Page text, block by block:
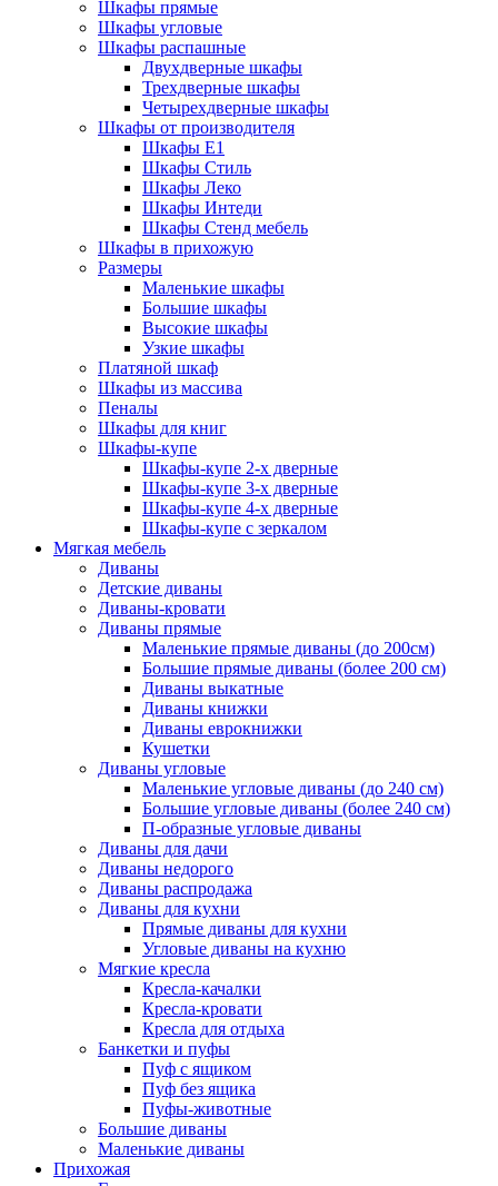
Шкафы прямые
Шкафы угловые
Шкафы распашные
Двухдверные шкафы
Трехдверные шкафы
Четырехдверные шкафы
Шкафы от производителя
Шкафы E1
Шкафы Стиль
Шкафы Леко
Шкафы Интеди
Шкафы Стенд мебель
Шкафы в прихожую
Размеры
Маленькие шкафы
Большие шкафы
Высокие шкафы
Узкие шкафы
Платяной шкаф
Шкафы из массива
Пеналы
Шкафы для книг
Шкафы-купе
Шкафы-купе 2-х дверные
Шкафы-купе 3-х дверные
Шкафы-купе 4-х дверные
Шкафы-купе с зеркалом
Мягкая мебель
Диваны
Детские диваны
Диваны-кровати
Диваны прямые
Маленькие прямые диваны (до 200см)
Большие прямые диваны (более 200 см)
Диваны выкатные
Диваны книжки
Диваны еврокнижки
Кушетки
Диваны угловые
Маленькие угловые диваны (до 240 см)
Большие угловые диваны (более 240 см)
П-образные угловые диваны
Диваны для дачи
Диваны недорого
Диваны распродажа
Диваны для кухни
Прямые диваны для кухни
Угловые диваны на кухню
Мягкие кресла
Кресла-качалки
Кресла-кровати
Кресла для отдыха
Банкетки и пуфы
Пуф с ящиком
Пуф без ящика
Пуфы-животные
Большие диваны
Маленькие диваны
Прихожая